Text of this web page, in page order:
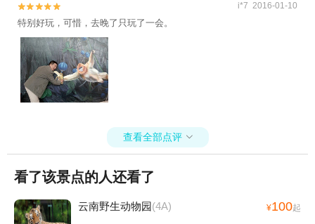

 i*7 2016-01-10
特别好玩，可惜，去晚了只玩了一会。
查看全部点评 
看了该景点的人还看了
云南野生动物园(4A) ¥100起